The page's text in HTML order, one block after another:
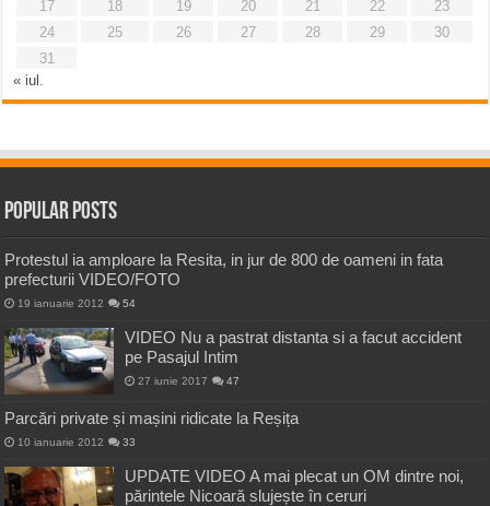
17
18 19 20 21 22
23
24
25 26 27 28 29
30
31
« iul.
Popular Posts
Protestul ia amploare la Resita, in jur de 800 de oameni in fata
prefecturii VIDEO/FOTO
19 ianuarie 2012 54
VIDEO Nu a pastrat distanta si a facut accident
pe Pasajul Intim
27 iunie 2017 47
Parcări private și mașini ridicate la Reșița
10 ianuarie 2012 33
UPDATE VIDEO A mai plecat un OM dintre noi,
părintele Nicoară slujește în ceruri